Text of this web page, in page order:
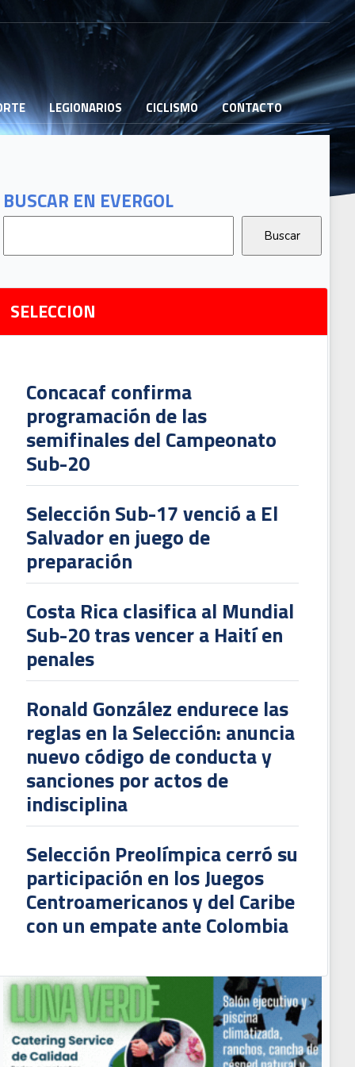
LEGIONARIOS CICLISMO CONTACTO
BUSCAR EN EVERGOL
SELECCION
Concacaf confirma
programación de las
semifinales del Campeonato
Sub-20
Selección Sub-17 venció a El
Salvador en juego de
preparación
Costa Rica clasifica al Mundial
Sub-20 tras vencer a Haití en
penales
Ronald González endurece las
reglas en la Selección: anuncia
nuevo código de conducta y
sanciones por actos de
indisciplina
Selección Preolímpica cerró su
participación en los Juegos
Centroamericanos y del Caribe
con un empate ante Colombia